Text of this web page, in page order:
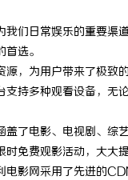
我们日常娱乐的重要
选。
，为用户带来了极
持多种观看设备，
了电影、电视剧、
免费观影活动，大大
电影网采用了先进的